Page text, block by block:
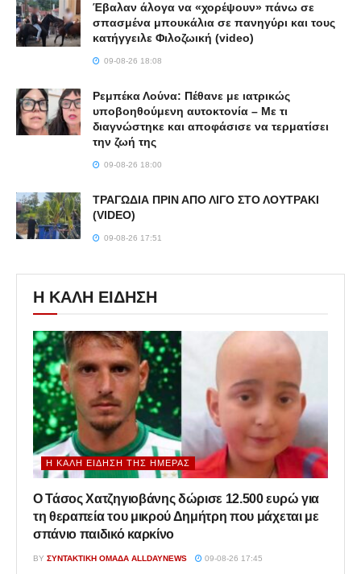
Έβαλαν άλογα να «χορέψουν» πάνω σε
σπασμένα μπουκάλια σε πανηγύρι και τους
κατήγγειλε Φιλοζωική (video)
09-08-26 18:08
Ρεμπέκα Λούνα: Πέθανε με ιατρικώς
υποβοηθούμενη αυτοκτονία – Με τι
διαγνώστηκε και αποφάσισε να τερματίσει
την ζωή της
09-08-26 18:00
ΤΡΑΓΩΔΙΑ ΠΡΙΝ ΑΠΟ ΛΙΓΟ ΣΤΟ ΛΟΥΤΡΑΚΙ
(VIDEO)
09-08-26 17:51
Η ΚΑΛΗ ΕΙΔΗΣΗ
Η ΚΑΛΉ ΕΊΔΗΣΗ ΤΗΣ ΗΜΈΡΑΣ
Ο Τάσος Χατζηγιοβάνης δώρισε 12.500 ευρώ για
τη θεραπεία του μικρού Δημήτρη που μάχεται με
σπάνιο παιδικό καρκίνο
BY ΣΥΝΤΑΚΤΙΚΉ ΟΜΆΔΑ ALLDAYNEWS 09-08-26 17:45